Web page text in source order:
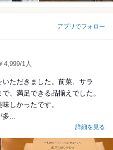
アプリでフォロー
4,999/1人
ただきました。前菜、サラ
、満足できる品揃えでした。
しかったです。
...
詳細を見る